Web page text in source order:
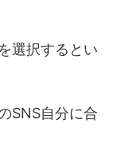
選択するとい
SNS自分に合